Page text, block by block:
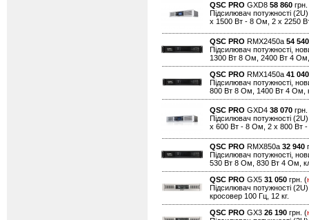
QSC PRO GXD8 58 860
Підсилювач потужності
х 1500 Вт - 8 Ом, 2 х 2250
QSC PRO RMX2450a 54 540
Підсилювач потужності,
1300 Вт 8 Ом, 2400 Вт 4 Ом,
QSC PRO RMX1450a 41 040
Підсилювач потужності,
800 Вт 8 Ом, 1400 Вт 4 Ом,
QSC PRO GXD4 38 070
Підсилювач потужності
х 600 Вт - 8 Ом, 2 х 800 Вт -
QSC PRO RMX850a 32 940
Підсилювач потужності,
530 Вт 8 Ом, 830 Вт 4 Ом,
QSC PRO GX5 31 050 грн. (
Підсилювач потужності
кросовер 100 Гц, 12 кг.
QSC PRO GX3 26 190 грн. (